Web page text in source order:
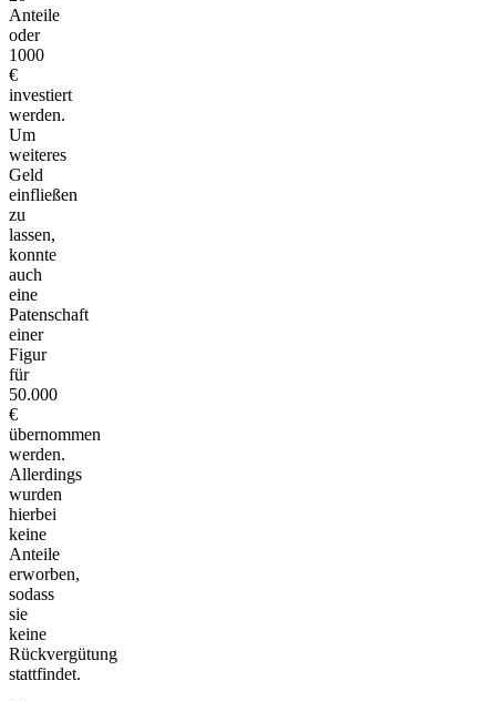
Anteile
oder
1000
€
investiert
werden.
Um
weiteres
Geld
einfließen
zu
lassen,
konnte
auch
eine
Patenschaft
einer
Figur
für
50.000
€
übernommen
werden.
Allerdings
wurden
hierbei
keine
Anteile
erworben,
sodass
sie
keine
Rückvergütung
stattfindet.